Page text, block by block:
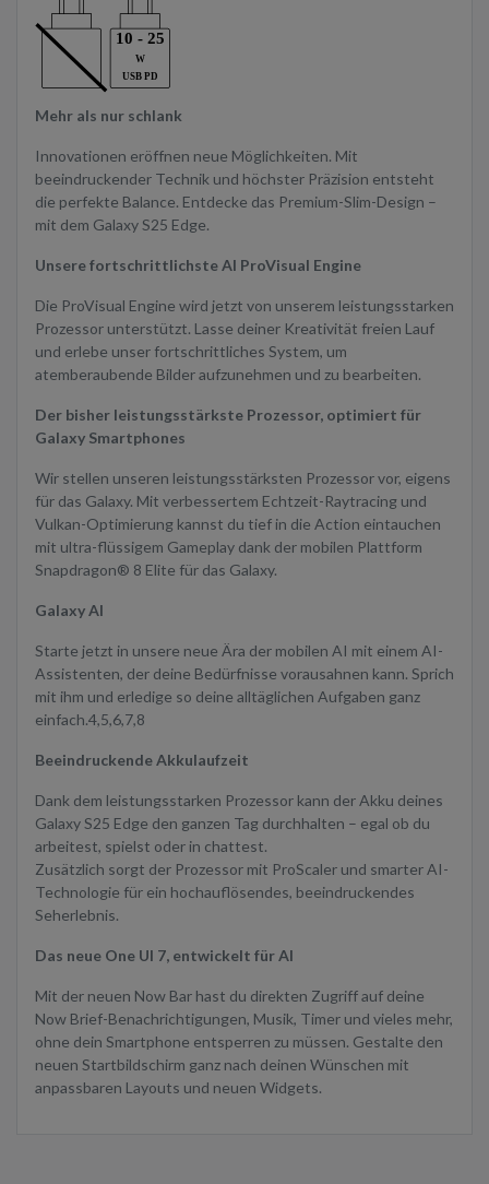
Mehr als nur schlank
Innovationen eröffnen neue Möglichkeiten. Mit
beeindruckender Technik und höchster Präzision entsteht
die perfekte Balance. Entdecke das Premium-Slim-Design –
mit dem Galaxy S25 Edge.
Unsere fortschrittlichste AI ProVisual Engine
Die ProVisual Engine wird jetzt von unserem leistungsstarken
Prozessor unterstützt. Lasse deiner Kreativität freien Lauf
und erlebe unser fortschrittliches System, um
atemberaubende Bilder aufzunehmen und zu bearbeiten.
Der bisher leistungsstärkste Prozessor, optimiert für
Galaxy Smartphones
Wir stellen unseren leistungsstärksten Prozessor vor, eigens
für das Galaxy. Mit verbessertem Echtzeit-Raytracing und
Vulkan-Optimierung kannst du tief in die Action eintauchen
mit ultra-flüssigem Gameplay dank der mobilen Plattform
Snapdragon® 8 Elite für das Galaxy.
Galaxy AI
Starte jetzt in unsere neue Ära der mobilen AI mit einem AI-
Assistenten, der deine Bedürfnisse vorausahnen kann. Sprich
mit ihm und erledige so deine alltäglichen Aufgaben ganz
einfach.4,5,6,7,8
Beeindruckende Akkulaufzeit
Dank dem leistungsstarken Prozessor kann der Akku deines
Galaxy S25 Edge den ganzen Tag durchhalten – egal ob du
arbeitest, spielst oder in chattest.
Zusätzlich sorgt der Prozessor mit ProScaler und smarter AI-
Technologie für ein hochauflösendes, beeindruckendes
Seherlebnis.
Das neue One UI 7, entwickelt für AI
Mit der neuen Now Bar hast du direkten Zugriff auf deine
Now Brief-Benachrichtigungen, Musik, Timer und vieles mehr,
ohne dein Smartphone entsperren zu müssen. Gestalte den
neuen Startbildschirm ganz nach deinen Wünschen mit
anpassbaren Layouts und neuen Widgets.